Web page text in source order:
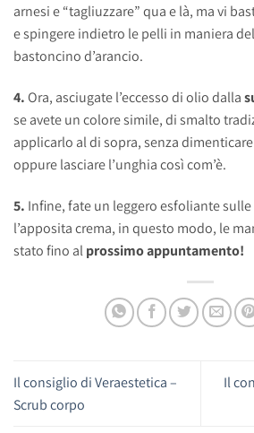
arnesi e “tagliuzzare” qua e là, ma vi
e spingere indietro le pelli in maniera
bastoncino d’arancio.
4.Ora, asciugate l’eccesso di olio dalla
se avete un colore simile, di smalto
applicarlo al di sopra, senza
oppure lasciare l’unghia così com’è.
5. Infine, fate un leggero esfoliante
l’apposita crema, in questo modo, le
stato fino alprossimo appuntamento!
Il consiglio di Veraestetica –
Scrub corpo
Il